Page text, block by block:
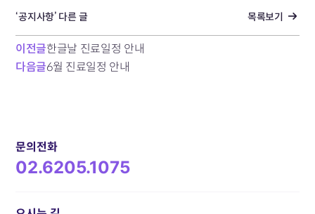
‘공지사항’ 다른 글 목록보기
이전글한글날 진료일정 안내
다음글6월 진료일정 안내
문의전화
02.6205.1075